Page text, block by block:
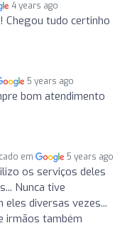
4 years ago
Chegou tudo certinho
5 years ago
bom atendimento
em 5 years ago
os serviços deles
Nunca tive
eles diversas vezes...
irmãos também